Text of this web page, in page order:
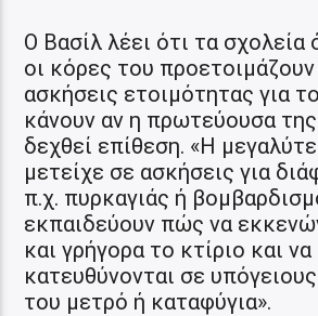
Ο Βασίλ λέει ότι τα
οι κόρες του
ασκήσεις ετοιμότητας για
κάνουν αν η πρωτεύουσα
δεχθεί επίθεση. «Η
μετείχε σε ασκήσεις για
π.χ. πυρκαγιάς ή
εκπαιδεύουν πώς να
και γρήγορα το κτίριο και να
κατευθύνονται σε
του μετρό ή καταφύγια».